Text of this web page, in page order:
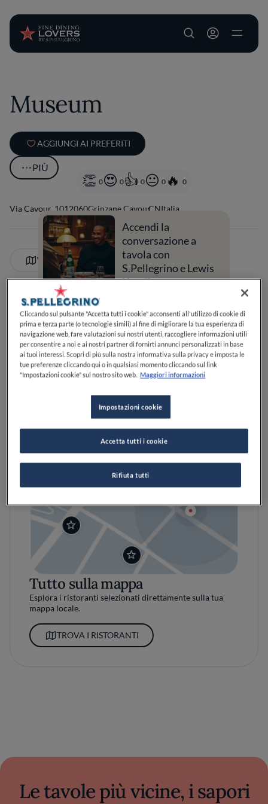
User account
Museum
AGGIUNGI AI PREFERITI
PIÙ
0 0 0 0 0
Accendi la
conversazione a
tavola con
S.Pellegrino e Lewis
Hamilton
Via Cavour, 1012060Grinzane CavourCNItalia
VEDI SULLA MAPPA
Ristoranti 1 Forchetta Gambero Rosso
Tutto sulla mappa
Esplora i ristoranti selezionati direttamente sulla tua
mappa locale.
TROVA I RISTORANTI
Le tavole più vicine, i sapori
Cliccando sul pulsante "Accetta tutti i cookie" acconsenti all'utilizzo di cookie di
prima e terza parte (o tecnologie simili) al fine di migliorare la tua esperienza di
navigazione web, fare valutazioni sui nostri utenti, raccogliere informazioni utili
per consentire a noi e ai nostri partner di fornirti annunci personalizzati in base
ai tuoi interessi. Scopri di più sulla nostra informativa sulla privacy e imposta le
tue preferenze cliccando qui o in qualsiasi momento cliccando sul link
"Impostazioni cookie" sul nostro sito web. Maggiori informazioni
Impostazioni cookie
Rifiuta tutti
Accetta tutti i cookie